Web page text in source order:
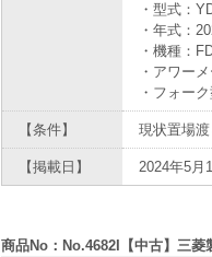
・型式：
・年式：
・機種：
・アワー
・フォー
【条件】 現状置場
【掲載日】 2024年5月
商品No：No.4682I【中古】三